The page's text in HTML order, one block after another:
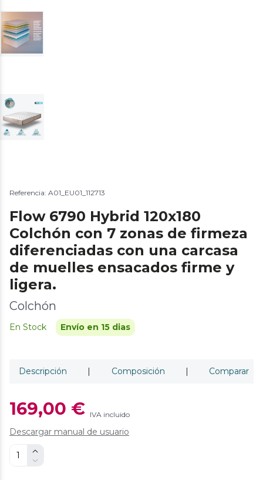
Referencia: A01_EU01_112713
Flow 6790 Hybrid 120x180
Colchón con 7 zonas de firmeza
diferenciadas con una carcasa
de muelles ensacados firme y
ligera.
Colchón
En Stock Envío en 15 dias
Descripción | Composición | Comparar
169,00 € IVA incluido
Descargar manual de usuario